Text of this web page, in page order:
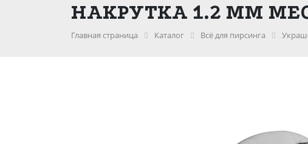
НАКРУТКА 1.2 ММ
Главная страница Каталог Всё для пирсинга